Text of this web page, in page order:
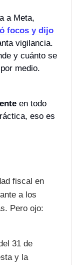
a Meta,
focos y dijo
vigilancia.
y cuánto se
medio.
en todo
eso es
fiscal en
a los
Pero ojo:
31 de
y la